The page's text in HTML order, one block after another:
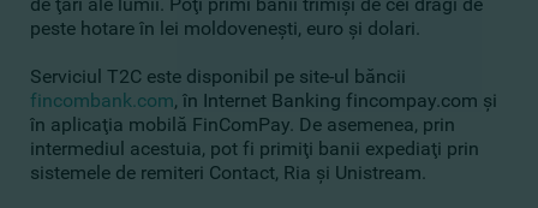
peste hotare în lei moldoveneşti, euro şi dolari.
Serviciul T2C este disponibil pe site-ul băncii
fincombank.com, în Internet Banking fincompay.com şi
în aplicaţia mobilă FinComPay. De asemenea, prin
intermediul acestuia, pot fi primiţi banii expediaţi prin
sistemele de remiteri Contact, Ria şi Unistream.